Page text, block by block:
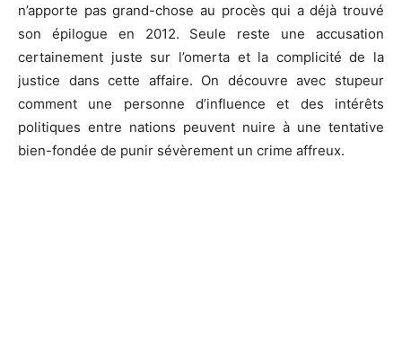
n’apporte pas grand-chose au procès qui a déjà trouvé
son épilogue en 2012. Seule reste une accusation
certainement juste sur l’omerta et la complicité de la
justice dans cette affaire. On découvre avec stupeur
comment une personne d’influence et des intérêts
politiques entre nations peuvent nuire à une tentative
bien-fondée de punir sévèrement un crime affreux.